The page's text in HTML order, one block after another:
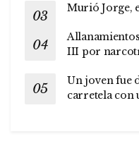
Murió Jorge,
III por
Un joven fue
carretela con